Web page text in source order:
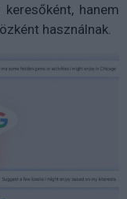
hanem
használnak.